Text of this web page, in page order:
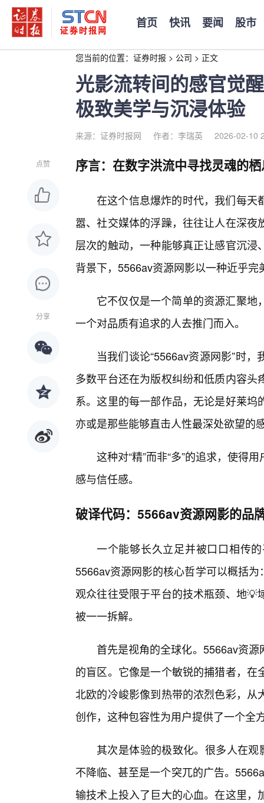
首页 快讯 要闻 股市
您当前的位置： 证券时报 > 公司 > 正文
光影流转间的感官觉
极致美学与沉浸体验
来源：证券时报网 作者：李瑞英 2026-02-10
点赞
分享
序言：在数字洪流中寻找灵魂的
在这个信息爆炸的时代，我们每天
嚣、社交媒体的浮躁，往往让人在深
层次的触动，一种能够真正让感官沉
背景下，5566av资源网影以一种近乎
它不仅仅是一个简单的资源汇聚
一个对品质有追求的人去推门而入。
当我们谈论“5566av资源网影”时
多数平台还在为版权纠纷和低质内容
系。这里的每一部作品，无论是好莱
亦或是那些能够直击人性最深处欲望的
这种对“精”而非“多”的追求，使得
感与信任感。
破译代码：5566av资源网影的品
一个能够长久立足并被口口相传
5566av资源网影的核心哲学可以概括
观众往往受限于平台的技术瓶颈、地
被一一拆解。
首先是视角的全球化。5566av资
的盲区。它像是一个敏锐的捕猎者，
北欧的冷峻影像到热带的浓烈色彩，
创作，这种包容性为用户提供了一个全
其次是体验的极致化。很多人在
不降临、甚至是一个突兀的广告。
输技术上投入了巨大的心血。在这里